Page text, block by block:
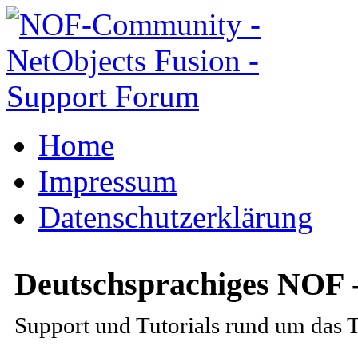
Home
Impressum
Datenschutzerklärung
Deutschsprachiges NOF
Support und Tutorials rund um das